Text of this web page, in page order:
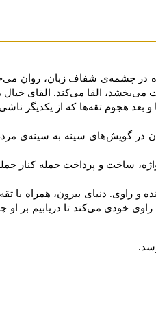
چشمه‌ی شفاف زبان، روان
می‌بخشد، القا می‌کند. القای خیال
هجوم تقه‌ها که از یکدیگر
در گویش‌های سینه به سینه‌ی
ساخت و پرداخت جمله کنار
و راوی. دنیای بیرون، همراه با
راوی خودی می‌کند تا دریابیم بر